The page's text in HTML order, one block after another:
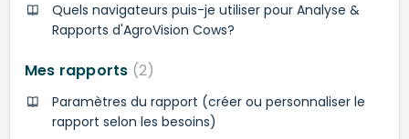
Quels navigateurs puis-je utiliser pour Analyse &
Rapports d'AgroVision Cows?
Mes rapports 2
Paramètres du rapport (créer ou personnaliser le
rapport selon les besoins)